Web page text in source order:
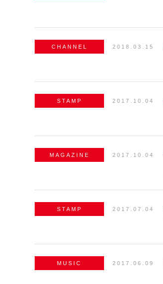
CHANNEL 2018.03.15
STAMP 2017.10.04
MAGAZINE 2017.10.04
STAMP 2017.07.04
MUSIC 2017.06.09